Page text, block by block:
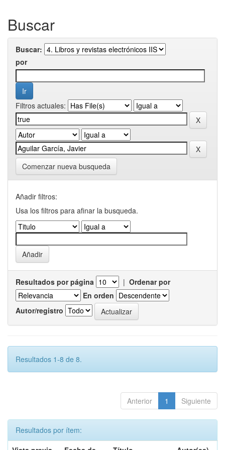
Buscar
Buscar:
por
Filtros actuales:
Comenzar nueva busqueda
Añadir filtros:
Usa los filtros para afinar la busqueda.
Resultados por página | Ordenar por
En orden
Autor/registro
Resultados 1-8 de 8.
Anterior 1 Siguiente
Resultados por ítem: